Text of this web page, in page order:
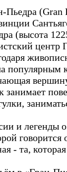
Пьедра (Gran
(высота
центр
популярным
занимает
и легенды
- та,